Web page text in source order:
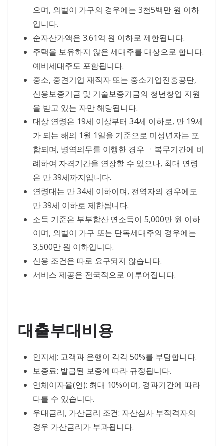
으며, 외벌이 가구의 경우에는 3천5백만 원 이하
입니다.
순자산가액은 3.61억 원 이하로 제한됩니다.
주택을 보유하지 않은 세대주를 대상으로 합니다.
예비세대주도 포함됩니다.
중소, 중견기업 재직자 또는 중소기업진흥공단,
신용보증기금 및 기술보증기금의 청년창업 지원
을 받고 있는 자만 해당됩니다.
대상 연령은 19세 이상부터 34세 이하로, 만 19세
가 되는 해의 1월 1일을 기준으로 미성년자는 포
함되며, 병역의무를 이행한 경우 ㆍ복무기간에 비
례하여 자격기간을 연장할 수 있으나, 최대 연령
은 만 39세까지입니다.
연령대는 만 34세 이하이며, 전역자의 경우에도
만 39세 이하로 제한됩니다.
소득 기준은 부부합산 연소득이 5,000만 원 이하
이며, 외벌이 가구 또는 단독세대주의 경우에는
3,500만 원 이하입니다.
신용 조건은 따로 요구되지 않습니다.
서비스 제공은 전국적으로 이루어집니다.
대출부대비용
인지세: 고객과 은행이 각각 50%를 부담합니다.
보증료: 발급된 보증에 따라 규정됩니다.
연체이자율(연): 최대 10%이며, 경과기간에 따라
다를 수 있습니다.
우대금리, 가산금리 조건: 자산심사 부적격자의
경우 가산금리가 부과됩니다.